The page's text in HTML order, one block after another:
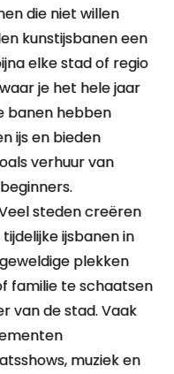
die niet willen
kunstijsbanen een
elke stad of regio
je het hele jaar
banen hebben
ijs en bieden
verhuur van
steden creëren
ijsbanen in
plekken
familie te schaatsen
van de stad. Vaak
muziek en